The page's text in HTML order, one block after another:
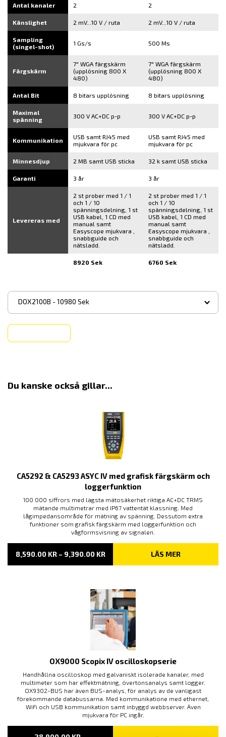
Antal kanaler 2 2
Känslighet 2 mV...10 V / ruta 2 mV...10 V / ruta
Sampling
(singel-shot)
1 Gs/s 500 Ms
Färgskärm
7" WGA färgskärm
(upplösning 800 X
480)
7" WGA färgskärm
(upplösning 800 X
480)
Antal Bit 8 bitars upplösning 8 bitars upplösning
Maximal
spänning
300 V AC+DC p-p 300 V AC+DC p-p
Kommunikation
USB samt RJ45 med
mjukvara för pc
USB samt RJ45 med
mjukvara för pc
Minnesdjup 2 MB samt USB sticka 32 k samt USB sticka
Garanti 3 år 3 år
Levereras med
2 st prober med 1 / 1
och 1 / 10
spänningsdelning, 1 st
USB kabel, 1 CD med
manual samt
Easyscope mjukvara ,
snabbguide och
nätsladd.
2 st prober med 1 / 1
och 1 / 10
spänningsdelning, 1 st
USB kabel, 1 CD med
manual samt
Easyscope mjukvara ,
snabbguide och
nätsladd.
8920 Sek 6760 Sek
DOX2100B - 10980 Sek
▾
Du kanske också gillar...
CA5292 & CA5293 ASYC IV med grafisk färgskärm och
loggerfunktion
100 000 siffrors med lägsta mätosäkerhet riktiga AC+DC TRMS
mätande multimetrar med IP67 vattentät klassning. Med
lågimpedansområde för mätning av spänning. Dessutom extra
funktioner som grafisk färgskärm med loggerfunktion och
vågformsvisning av signalen.
8,590.00 KR – 9,390.00 KRPRISINTERVALL:
TILL
LÄS MER
OX9000 Scopix IV oscilloskopserie
Handhållna oscilloskop med galvaniskt isolerade kanaler, med
multimeter som har effektmätning, övertonsanalys samt logger.
OX9302-BUS har även BUS-analys, för analys av de vanligast
förekommande databussarna. Med kommunikatione med ethernet,
WiFi och USB kommunikation samt inbyggd webbserver. Även
mjukvara för PC ingår.